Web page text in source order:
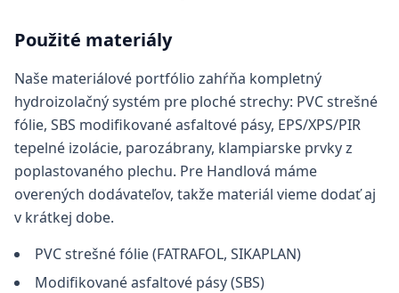
Použité materiály
Naše materiálové portfólio zahŕňa kompletný
hydroizolačný systém pre ploché strechy: PVC strešné
fólie, SBS modifikované asfaltové pásy, EPS/XPS/PIR
tepelné izolácie, parozábrany, klampiarske prvky z
poplastovaného plechu. Pre Handlová máme
overených dodávateľov, takže materiál vieme dodať aj
v krátkej dobe.
PVC strešné fólie (FATRAFOL, SIKAPLAN)
Modifikované asfaltové pásy (SBS)